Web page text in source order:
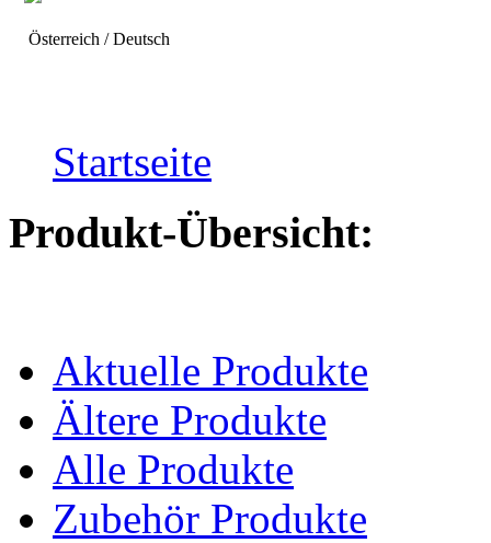
Österreich / Deutsch
Startseite
Produkt-Übersicht:
Aktuelle Produkte
Ältere Produkte
Alle Produkte
Zubehör Produkte